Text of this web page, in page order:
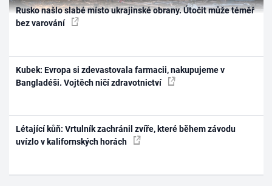
Rusko našlo slabé místo ukrajinské obrany. Útočit může téměř
bez varování
Kubek: Evropa si zdevastovala farmacii, nakupujeme v
Bangladéši. Vojtěch ničí zdravotnictví
Létající kůň: Vrtulník zachránil zvíře, které během závodu
uvízlo v kalifornských horách